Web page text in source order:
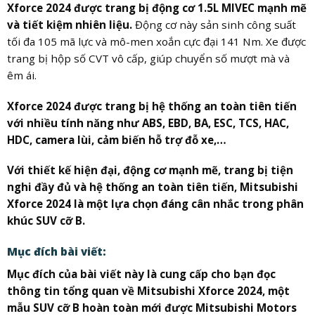
Xforce 2024 được trang bị động cơ 1.5L MIVEC mạnh mẽ
và tiết kiệm nhiên liệu.Động cơ này sản sinh công suất
tối đa 105 mã lực và mô-men xoắn cực đại 141 Nm. Xe được
trang bị hộp số CVT vô cấp, giúp chuyển số mượt mà và
êm ái.
Xforce 2024 được trang bị hệ thống an toàn tiên tiến
với nhiều tính năng như ABS, EBD, BA, ESC, TCS, HAC,
HDC, camera lùi, cảm biến hỗ trợ đỗ xe,…
Với thiết kế hiện đại, động cơ mạnh mẽ, trang bị tiện
nghi đầy đủ và hệ thống an toàn tiên tiến, Mitsubishi
Xforce 2024 là một lựa chọn đáng cân nhắc trong phân
khúc SUV cỡ B.
Mục đích bài viết:
Mục đích của bài viết này là cung cấp cho bạn đọc
thông tin tổng quan về Mitsubishi Xforce 2024, một
mẫu SUV cỡ B hoàn toàn mới được Mitsubishi Motors